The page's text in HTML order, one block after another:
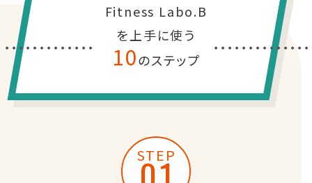
Fitness Labo.B
を上手に使う
10のステップ
STEP